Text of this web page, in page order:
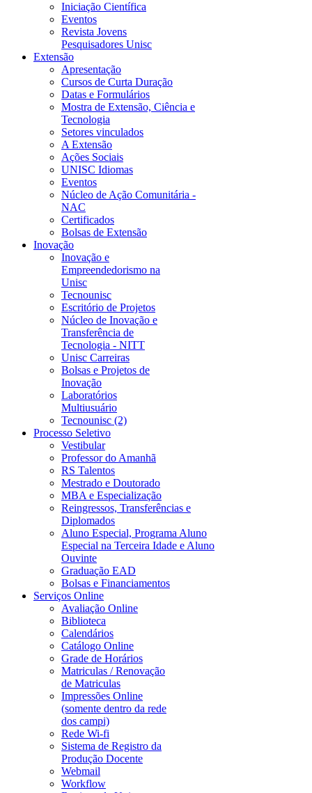
Iniciação Científica
Eventos
Revista Jovens
Pesquisadores Unisc
Extensão
Apresentação
Cursos de Curta Duração
Datas e Formulários
Mostra de Extensão, Ciência e
Tecnologia
Setores vinculados
A Extensão
Ações Sociais
UNISC Idiomas
Eventos
Núcleo de Ação Comunitária -
NAC
Certificados
Bolsas de Extensão
Inovação
Inovação e
Empreendedorismo na
Unisc
Tecnounisc
Escritório de Projetos
Núcleo de Inovação e
Transferência de
Tecnologia - NITT
Unisc Carreiras
Bolsas e Projetos de
Inovação
Laboratórios
Multiusuário
Tecnounisc (2)
Processo Seletivo
Vestibular
Professor do Amanhã
RS Talentos
Mestrado e Doutorado
MBA e Especialização
Reingressos, Transferências e
Diplomados
Aluno Especial, Programa Aluno
Especial na Terceira Idade e Aluno
Ouvinte
Graduação EAD
Bolsas e Financiamentos
Serviços Online
Avaliação Online
Biblioteca
Calendários
Catálogo Online
Grade de Horários
Matriculas / Renovação
de Matriculas
Impressões Online
(somente dentro da rede
dos campi)
Rede Wi-fi
Sistema de Registro da
Produção Docente
Webmail
Workflow